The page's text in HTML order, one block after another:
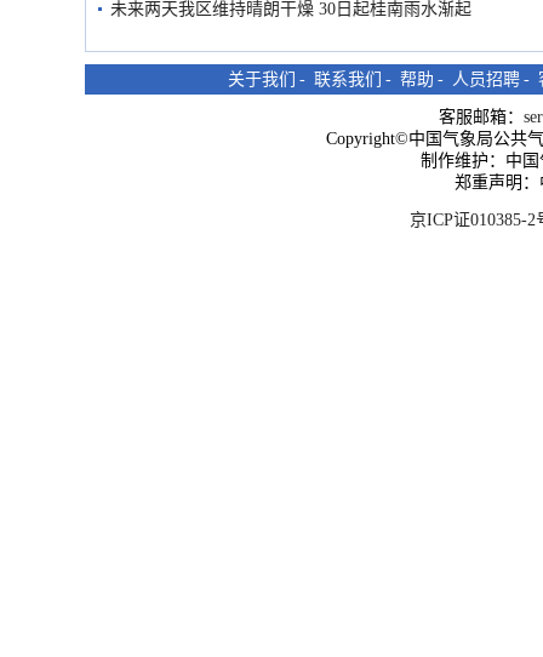
未来两天我区维持晴朗干燥 30日起桂南雨水渐起
关于我们 - 联系我们 - 帮助 - 人员招聘 -
客服邮箱：
Copyright©中国气象局公共
制作维护：中
郑重声明
京ICP证010385-2